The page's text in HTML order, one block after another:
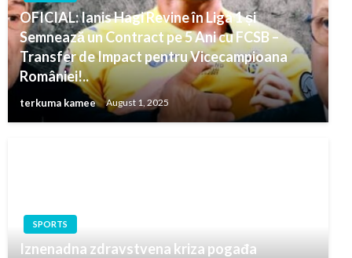
OFICIAL: Ianis Hagi Revine în Liga 1 și
Semnează un Contract pe 5 Ani cu FCSB –
Transfer de Impact pentru Vicecampioana
României!..
terkuma kamee August 1, 2025
SPORTS
Iznenadna zdravstvena kriza pogađa